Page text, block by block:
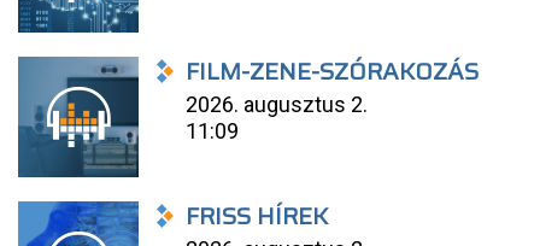
FILM-ZENE-SZÓRAKOZÁS
2026. augusztus 2.
11:09
FRISS HÍREK